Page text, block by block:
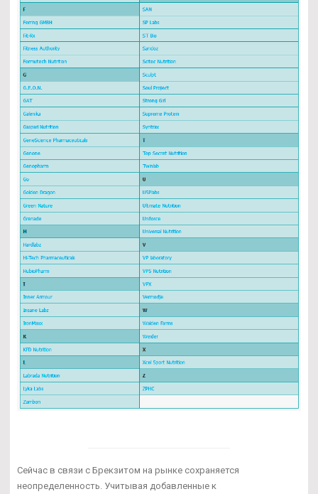
Сейчас в связи с Брекзитом на рынке сохраняется
неопределенность. Учитывая добавленные к